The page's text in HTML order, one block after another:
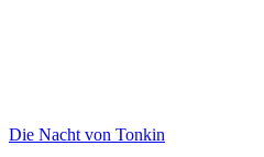
Die Nacht von Tonkin